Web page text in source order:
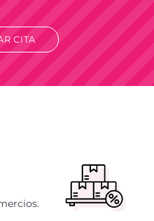
CITA